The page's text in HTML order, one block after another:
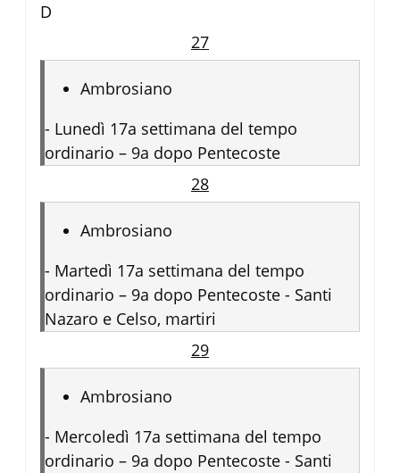
D
27
Ambrosiano
- Lunedì 17a settimana del tempo
ordinario – 9a dopo Pentecoste
28
Ambrosiano
- Martedì 17a settimana del tempo
ordinario – 9a dopo Pentecoste - Santi
Nazaro e Celso, martiri
29
Ambrosiano
- Mercoledì 17a settimana del tempo
ordinario – 9a dopo Pentecoste - Santi